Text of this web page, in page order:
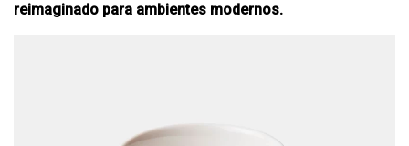
reimaginado para ambientes modernos.